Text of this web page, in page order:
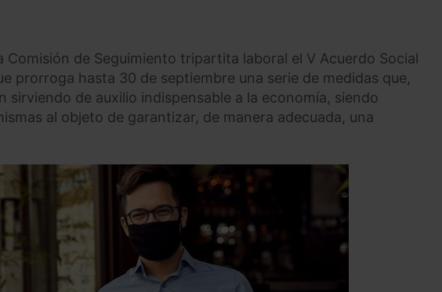
Comisión de Seguimiento tripartita laboral el V Acuerdo Social
prorroga hasta 30 de septiembre una serie de medidas que,
sirviendo de auxilio indispensable a la economía, siendo
al objeto de garantizar, de manera adecuada, una